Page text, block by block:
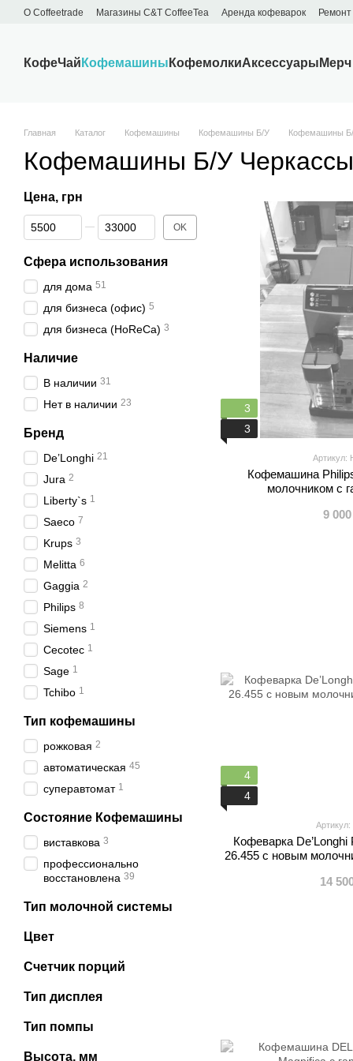
Перейти к основному контенту
О Сoffeetrade Магазины C&T CoffeeTea Аренда кофеварок
КофеЧай Кофемашины КофемолкиАксессуары
Главная Каталог Кофемашины Кофемашины Б/У Кофемашины
Кофемашины Б/У Черкассы
3
3
Артикул:
Кофемашина
молочником с
9
4
4
Артикул:
Кофеварка
26.455 с новым
14
Цена, грн
От Цена, грн
До Цена, грн OK
Сфера использования
для дома 51
для бизнеса (офис) 5
для бизнеса (HoReCa) 3
Наличие
В наличии 31
Нет в наличии 23
Бренд
De’Longhi 21
Jura 2
Liberty`s 1
Saeco 7
Krups 3
Melitta 6
Gaggia 2
Philips 8
Siemens 1
Cecotec 1
Sage 1
Tchibo 1
Тип кофемашины
рожковая 2
автоматическая 45
суперавтомат 1
Состояние Кофемашины
виставкова 3
профессионально
восстановлена 39
Тип молочной системы
Цвет
Счетчик порций
Тип дисплея
Тип помпы
Высота, мм